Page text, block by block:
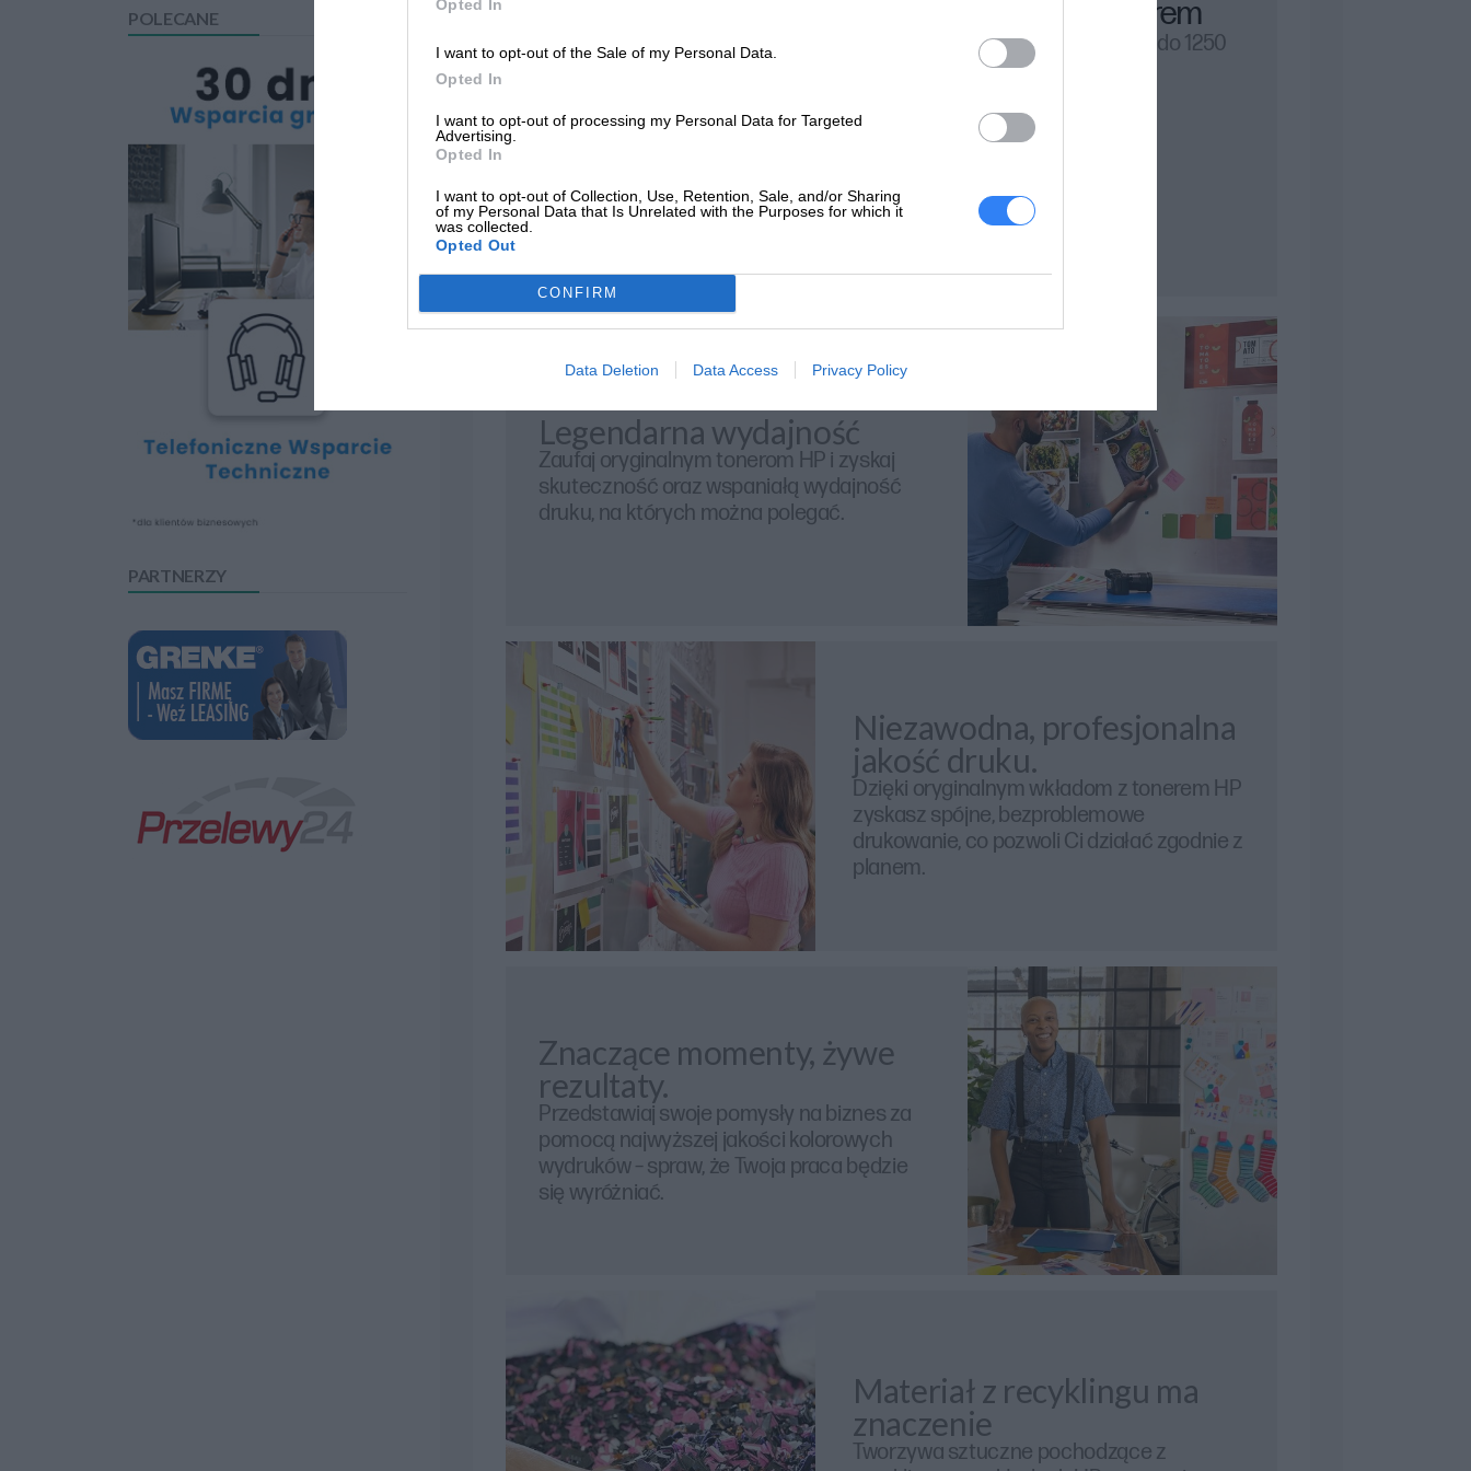
Opted In
I want to opt-out of the Sale of my Personal Data.
Opted In
I want to opt-out of processing my Personal Data for Targeted
Advertising.
Opted In
I want to opt-out of Collection, Use, Retention, Sale, and/or Sharing
of my Personal Data that Is Unrelated with the Purposes for which it
was collected.
Opted Out
CONFIRM
Data Deletion Data Access Privacy Policy
POLECANE
PARTNERZY
tonerem
Drukuj do 1250
Legendarna wydajność
Zaufaj oryginalnym tonerom HP i zyskaj
skuteczność oraz wspaniałą wydajność
druku, na których można polegać.
Niezawodna, profesjonalna
jakość druku.
Dzięki oryginalnym wkładom z tonerem HP
zyskasz spójne, bezproblemowe
drukowanie, co pozwoli Ci działać zgodnie z
planem.
Znaczące momenty, żywe
rezultaty.
Przedstawiaj swoje pomysły na biznes za
pomocą najwyższej jakości kolorowych
wydruków – spraw, że Twoja praca będzie
się wyróżniać.
Materiał z recyklingu ma
znaczenie
Tworzywa sztuczne pochodzące z